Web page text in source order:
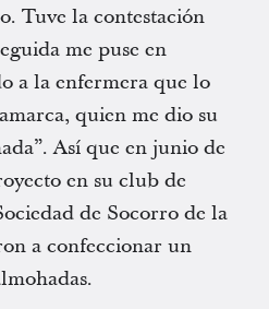
Tuve la contestación
me puse en
a la enfermera que lo
quien me dio su
Así que en junio de
en su club de
de Socorro de la
a confeccionar un